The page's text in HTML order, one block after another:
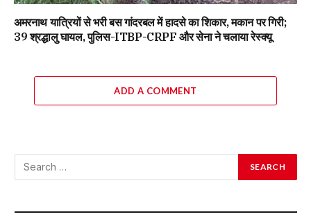
अमरनाथ यात्रियों से भरी बस गांदरबल में हादसे का शिकार, मकान पर गिरी;
39 श्रद्धालु घायल, पुलिस-ITBP-CRPF और सेना ने चलाया रेस्क्यू
ADD A COMMENT